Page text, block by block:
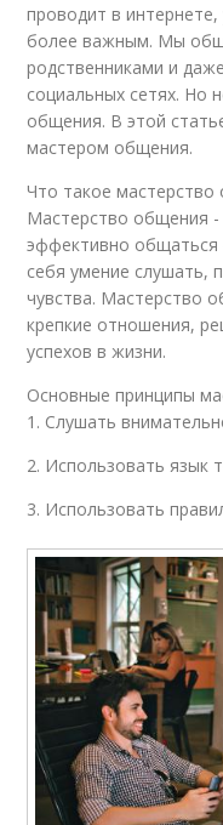
проводит в
более важным. Мы
родственниками и
социальных сетях. Но
общения. В этой
мастером общения.
Что такое мастерство
Мастерство общения
эффективно общаться
себя умение слушать,
чувства. Мастерство
крепкие отношения,
успехов в жизни.
Основные принципы
1. Слушать
2. Использовать язык
3. Использовать